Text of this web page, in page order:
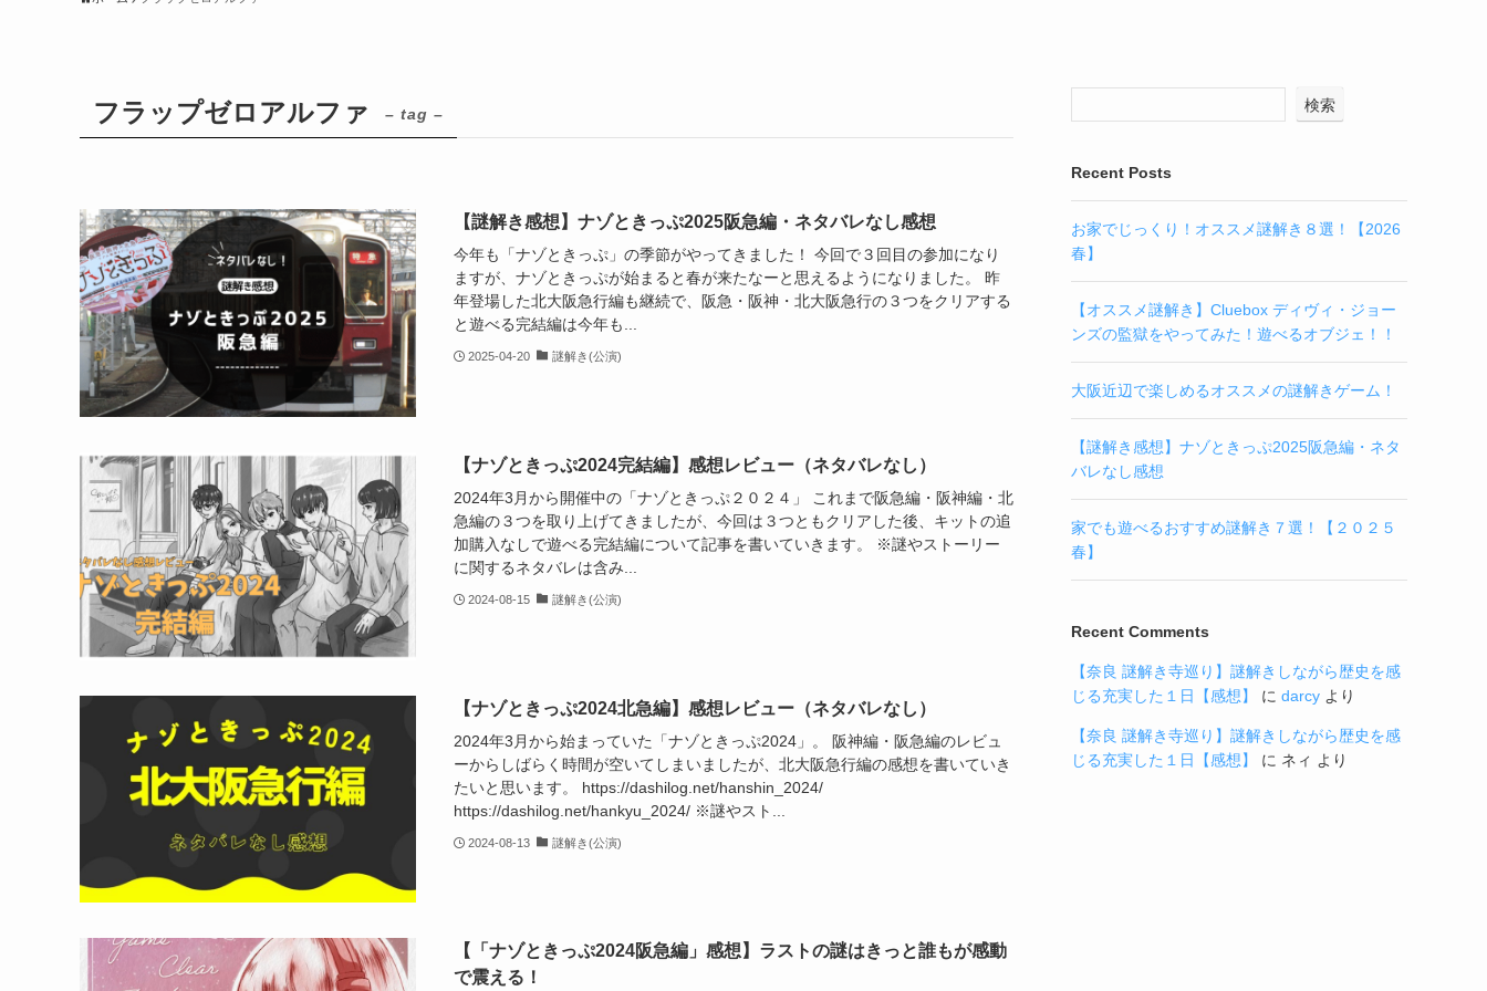
フラップゼロアルファ – tag –
【謎解き感想】ナゾときっぷ2025阪急編・ネタバレなし感想
今年も「ナゾときっぷ」の季節がやってきました！ 今回で３回目の参加になり
ますが、ナゾときっぷが始まると春が来たなーと思えるようになりました。 昨
年登場した北大阪急行編も継続で、阪急・阪神・北大阪急行の３つをクリアする
と遊べる完結編は今年も...
2025-04-20 謎解き(公演)
【ナゾときっぷ2024完結編】感想レビュー（ネタバレなし）
2024年3月から開催中の「ナゾときっぷ２０２４」 これまで阪急編・阪神編・北
急編の３つを取り上げてきましたが、今回は３つともクリアした後、キットの追
加購入なしで遊べる完結編について記事を書いていきます。 ※謎やストーリー
に関するネタバレは含み...
2024-08-15 謎解き(公演)
【ナゾときっぷ2024北急編】感想レビュー（ネタバレなし）
2024年3月から始まっていた「ナゾときっぷ2024」。 阪神編・阪急編のレビュ
ーからしばらく時間が空いてしまいましたが、北大阪急行編の感想を書いていき
たいと思います。 https://dashilog.net/hanshin_2024/
https://dashilog.net/hankyu_2024/ ※謎やスト...
2024-08-13 謎解き(公演)
【「ナゾときっぷ2024阪急編」感想】ラストの謎はきっと誰もが感動
で震える！
検索
Recent Posts
お家でじっくり！オススメ謎解き８選！【2026
春】
【オススメ謎解き】Cluebox ディヴィ・ジョー
ンズの監獄をやってみた！遊べるオブジェ！！
大阪近辺で楽しめるオススメの謎解きゲーム！
【謎解き感想】ナゾときっぷ2025阪急編・ネタ
バレなし感想
家でも遊べるおすすめ謎解き７選！【２０２５
春】
Recent Comments
【奈良 謎解き寺巡り】謎解きしながら歴史を感
じる充実した１日【感想】
に darcy より
【奈良 謎解き寺巡り】謎解きしながら歴史を感
じる充実した１日【感想】
に ネィ より